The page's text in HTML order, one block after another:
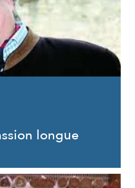
longue